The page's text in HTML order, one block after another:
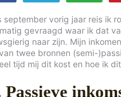
september vorig jaar reis ik
gevraagd waar ik dat
naar zijn. Mijn
twee bronnen (semi-
tijd mij dit kost en hoe ik
Passieve